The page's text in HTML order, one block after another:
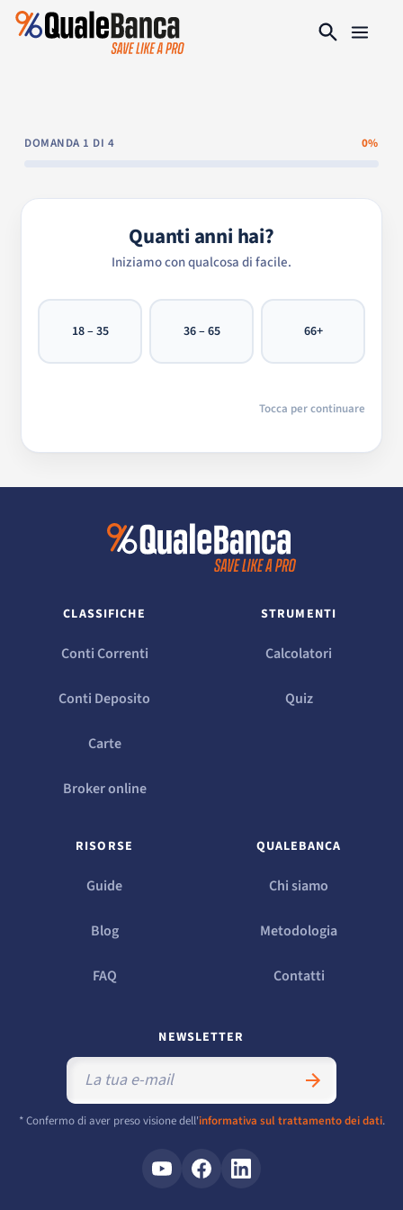
DOMANDA 1 DI 4 0%
Quanti anni hai?
Iniziamo con qualcosa di facile.
18 – 35 36 – 65 66+
Tocca per continuare
CLASSIFICHE
Conti Correnti
Conti Deposito
Carte
Broker online
STRUMENTI
Calcolatori
Quiz
RISORSE
Guide
Blog
FAQ
QUALEBANCA
Chi siamo
Metodologia
Contatti
NEWSLETTER
* Confermo di aver preso visione dell'informativa sul trattamento dei dati.